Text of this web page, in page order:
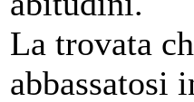
La trovata
abbassatosi